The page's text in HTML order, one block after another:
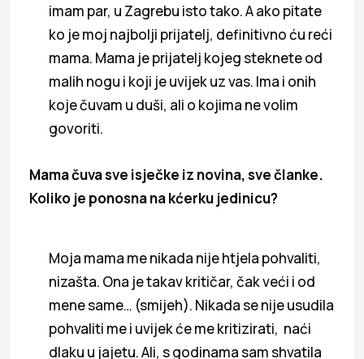
imam par, u Zagrebu isto tako. A ako pitate
ko je moj najbolji prijatelj, definitivno ću reći
mama. Mama je prijatelj kojeg steknete od
malih nogu i koji je uvijek uz vas. Ima i onih
koje čuvam u duši, ali o kojima ne volim
govoriti.
Mama čuva sve isječke iz novina, sve članke.
Koliko je ponosna na kćerku jedinicu?
Moja mama me nikada nije htjela pohvaliti,
nizašta. Ona je takav kritičar, čak veći i od
mene same… (smijeh). Nikada se nije usudila
pohvaliti me i uvijek će me kritizirati, naći
dlaku u jajetu. Ali, s godinama sam shvatila